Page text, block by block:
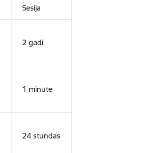
Sesija
2 gadi
1 minūte
24 stundas